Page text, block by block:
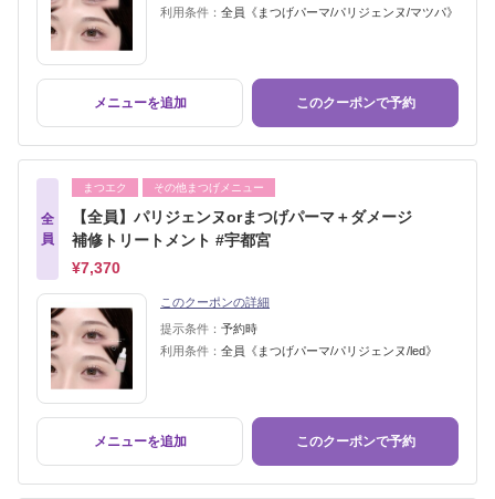
利用条件： 全員《まつげパーマ/パリジェンヌ/マツパ》
メニューを追加 このクーポンで予約
全
員
まつエク その他まつげメニュー
【全員】パリジェンヌorまつげパーマ＋ダメージ
補修トリートメント #宇都宮
¥7,370
このクーポンの詳細
提示条件： 予約時
利用条件： 全員《まつげパーマ/パリジェンヌ/led》
メニューを追加 このクーポンで予約